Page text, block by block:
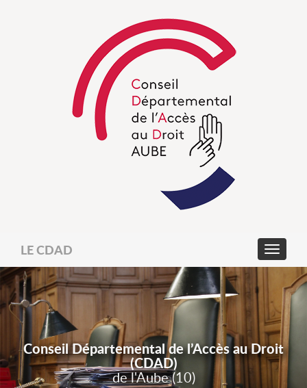
LE CDAD
Conseil Départemental de l’Accès au Droit
(CDAD)
de l'Aube (10)